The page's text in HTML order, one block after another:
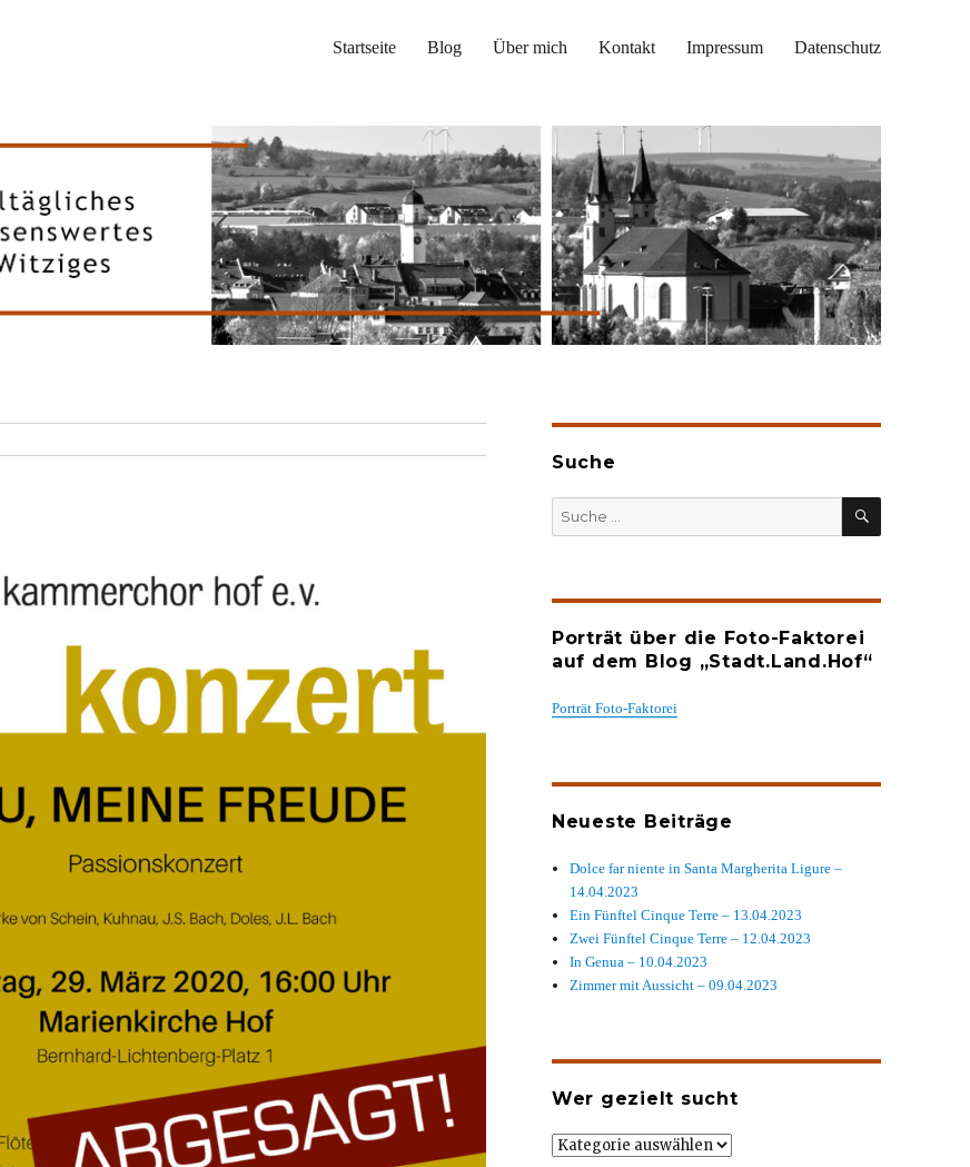
Startseite Blog Über mich Kontakt Impressum Datenschutz
Suche
SUCHEN
Porträt über die Foto-Faktorei
auf dem Blog „Stadt.Land.Hof“
Porträt Foto-Faktorei
Neueste Beiträge
Dolce far niente in Santa Margherita Ligure –
14.04.2023
Ein Fünftel Cinque Terre – 13.04.2023
Zwei Fünftel Cinque Terre – 12.04.2023
In Genua – 10.04.2023
Zimmer mit Aussicht – 09.04.2023
Wer gezielt sucht
Wer